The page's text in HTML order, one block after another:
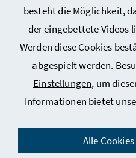
besteht die Möglichkeit,
der eingebettete Videos
Werden diese Cookies
abgespielt werden.
Einstellungen, um
Informationen bietet
Alle
Webseiten Sport
Service